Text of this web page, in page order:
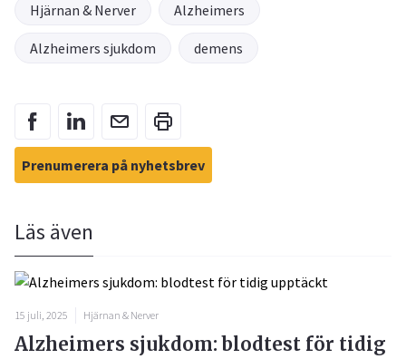
Hjärnan & Nerver Alzheimers
Alzheimers sjukdom demens
Prenumerera på nyhetsbrev
Läs även
15 juli, 2025 Hjärnan & Nerver
Alzheimers sjukdom: blodtest för tidig